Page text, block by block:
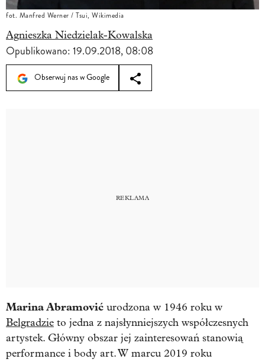
fot. Manfred Werner / Tsui, Wikimedia
Agnieszka Niedzielak-Kowalska
Opublikowano:19.09.2018, 08:08
Obserwuj nas w Google
Marina Abramović urodzona w 1946 roku w
Belgradzie to jedna z najsłynniejszych współczesnych
artystek. Główny obszar jej zainteresowań stanowią
performance i body art. W marcu 2019 roku